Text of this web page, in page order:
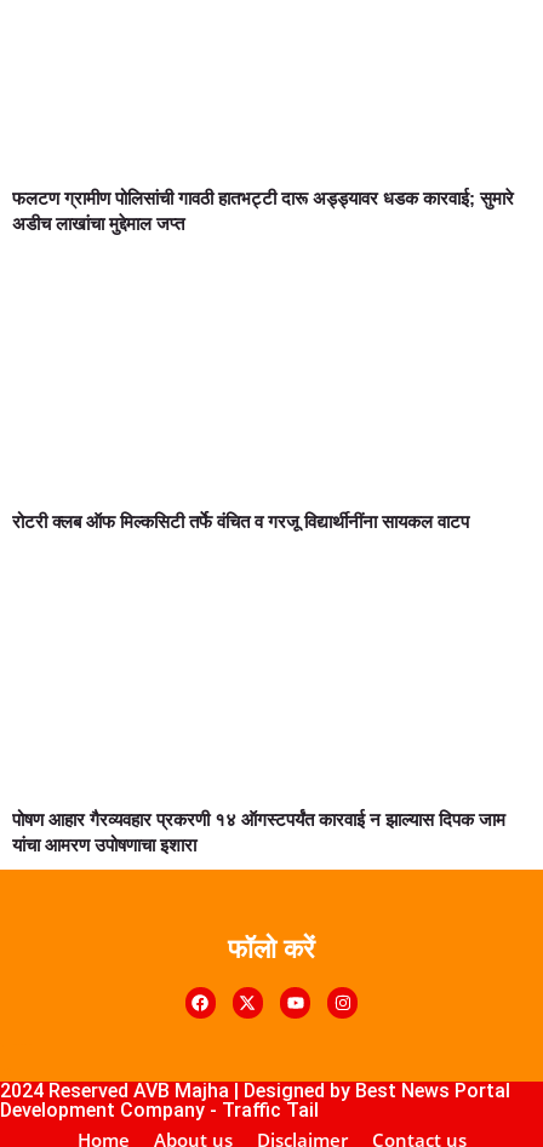
फलटण ग्रामीण पोलिसांची गावठी हातभट्टी दारू अड्ड्यावर धडक कारवाई; सुमारे
अडीच लाखांचा मुद्देमाल जप्त
रोटरी क्लब ऑफ मिल्कसिटी तर्फे वंचित व गरजू विद्यार्थीनींना सायकल वाटप
पोषण आहार गैरव्यवहार प्रकरणी १४ ऑगस्टपर्यंत कारवाई न झाल्यास दिपक जाम
यांचा आमरण उपोषणाचा इशारा
फॉलो करें
2024 Reserved AVB Majha | Designed by Best News Portal
Development Company - Traffic Tail
Home About us Disclaimer Contact us